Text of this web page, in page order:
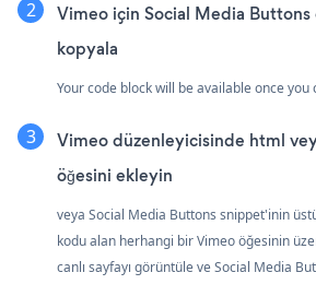
Vimeo için Social Media Buttons
kopyala
Your code block will be available once
Vimeo düzenleyicisinde html
öğesini ekleyin
veya Social Media Buttons snippet'inin
kodu alan herhangi bir Vimeo öğesinin
canlı sayfayı görüntüle ve Social Media